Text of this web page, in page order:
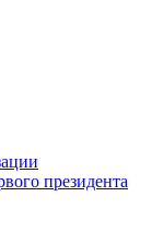
президента